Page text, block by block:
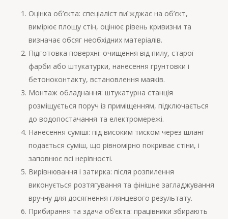
Оцінка об’єкта: спеціаліст виїжджає на об’єкт,
вимірює площу стін, оцінює рівень кривизни та
визначає обсяг необхідних матеріалів.
Підготовка поверхні: очищення від пилу, старої
фарби або штукатурки, нанесення грунтовки і
бетоноконтакту, встановлення маяків.
Монтаж обладнання: штукатурна станція
розміщується поруч із приміщенням, підключається
до водопостачання та електромережі.
Нанесення суміші: під високим тиском через шланг
подається суміш, що рівномірно покриває стіни, і
заповнює всі нерівності.
Вирівнювання і затирка: після розпилення
виконується розтягування та фінішне загладжування
вручну для досягнення глянцевого результату.
Прибирання та здача об’єкта: працівники збирають